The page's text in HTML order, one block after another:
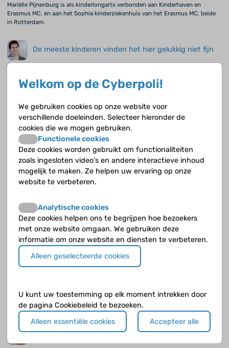
Mariëlle Pijnenburg is als kinderlongarts verbonden aan Kinderhaven en
Erasmus MC, en aan het Sophia kinderziekenhuis van het Erasmus MC, beide
in Rotterdam.
De meeste kinderen vinden het hier gelukkig niet fijn
Het is belangrijk om je conditie op te bouwen. Ik doe aan volleybal en dansen,
hiphop.
Stoppen met roken voor een navelpiercing
Kim (19) heeft astma sinds haar derde. Ze woont in Best en zit op het Ster
College in Eindhoven om haar havo-diploma te halen.
Stoppen met roken!
Maarten Kuethe is kinderarts met kinderlongziekten als aandachtsgebied en
was werkzaam in het Amphia ziekenhuis in Breda. Hij deed onderzoek naar
astma en (stoppen met) roken.
Ghislaine van der Zande is kinderlongconsulent in het Flevoziekenhuis in
Almere.
We moeten er meer bovenop zitten
Welkom op de Cyberpoli!
We gebruiken cookies op onze website voor
verschillende doeleinden. Selecteer hieronder de
cookies die we mogen gebruiken.
Functionele cookies
Deze cookies worden gebruikt om functionaliteiten
zoals ingesloten video's en andere interactieve inhoud
mogelijk te maken. Ze helpen uw ervaring op onze
website te verbeteren.
Analytische cookies
Deze cookies helpen ons te begrijpen hoe bezoekers
met onze website omgaan. We gebruiken deze
informatie om onze website en diensten te verbeteren.
Alleen geselecteerde cookies
U kunt uw toestemming op elk moment intrekken door
de pagina Cookiebeleid te bezoeken.
Alleen essentiële cookies
Accepteer alle